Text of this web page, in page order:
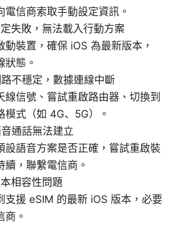
電信商索取手動設定資訊。
失敗，無法載入行動方案
動裝置，確保 iOS 為最新版本，
狀態。
不穩定，數據連線中斷
線信號、嘗試重啟路由器、切換到
模式（如 4G、5G）。
通話無法建立
設語音方案是否正確，嘗試重啟裝
續，聯繫電信商。
相容性問題
支援 eSIM 的最新 iOS 版本，必要
商。